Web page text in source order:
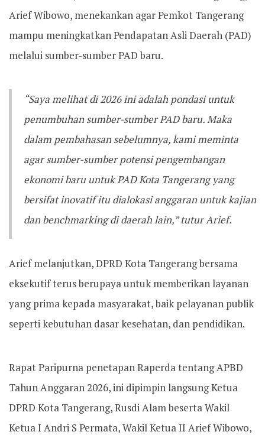
Arief Wibowo, menekankan agar Pemkot Tangerang
mampu meningkatkan Pendapatan Asli Daerah (PAD)
melalui sumber-sumber PAD baru.
“Saya melihat di 2026 ini adalah pondasi untuk
penumbuhan sumber-sumber PAD baru. Maka
dalam pembahasan sebelumnya, kami meminta
agar sumber-sumber potensi pengembangan
ekonomi baru untuk PAD Kota Tangerang yang
bersifat inovatif itu dialokasi anggaran untuk kajian
dan benchmarking di daerah lain,” tutur Arief.
Arief melanjutkan, DPRD Kota Tangerang bersama
eksekutif terus berupaya untuk memberikan layanan
yang prima kepada masyarakat, baik pelayanan publik
seperti kebutuhan dasar kesehatan, dan pendidikan.
Rapat Paripurna penetapan Raperda tentang APBD
Tahun Anggaran 2026, ini dipimpin langsung Ketua
DPRD Kota Tangerang, Rusdi Alam beserta Wakil
Ketua I Andri S Permata, Wakil Ketua II Arief Wibowo,